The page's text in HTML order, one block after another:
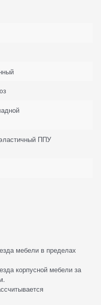
ППУ
мебели в пределах
корпусной мебели за